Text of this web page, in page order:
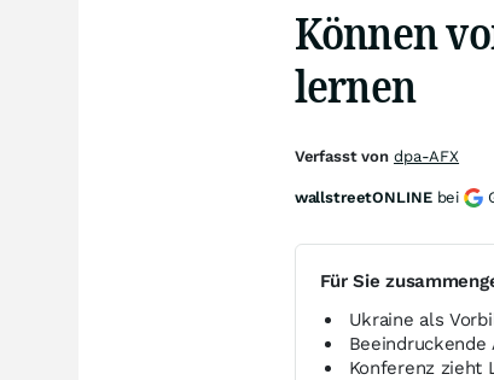
Können
lernen
Für Sie
Ukraine als
Beeindruckende
Konferenz zieht
Verfasst von dpa-AFX
wallstreetONLINE bei